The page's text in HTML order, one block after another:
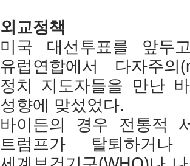
외교정책
미국 대선투표를 앞두
유럽연합에서 다자주의
정치 지도자들을 만난
성향에 맞섰었다.
바이든의 경우 전통적
트럼프가 탈퇴하거